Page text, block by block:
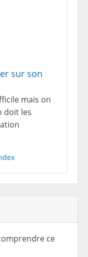
sur son
mais on
doit les
ce